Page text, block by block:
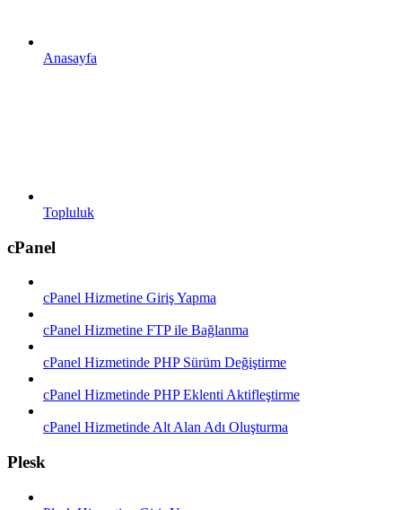
Anasayfa
Topluluk
cPanel
cPanel Hizmetine Giriş Yapma
cPanel Hizmetine FTP ile Bağlanma
cPanel Hizmetinde PHP Sürüm Değiştirme
cPanel Hizmetinde PHP Eklenti Aktifleştirme
cPanel Hizmetinde Alt Alan Adı Oluşturma
Plesk